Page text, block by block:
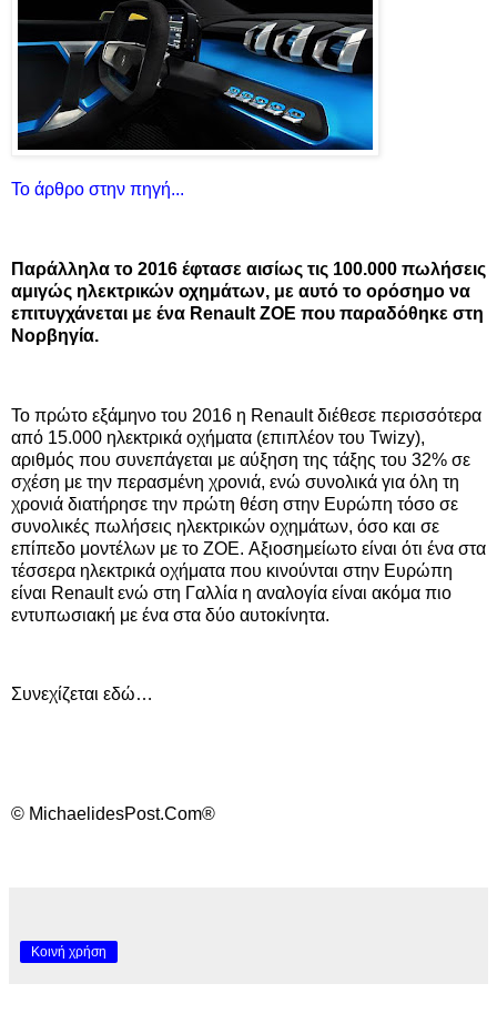
Το άρθρο στην πηγή...
Παράλληλα τo 2016 έφτασε αισίως τις 100.000 πωλήσεις
αμιγώς ηλεκτρικών οχημάτων, με αυτό το ορόσημο να
επιτυγχάνεται με ένα Renault ZOE που παραδόθηκε στη
Νορβηγία.
Το πρώτο εξάμηνο του 2016 η Renault διέθεσε περισσότερα
από 15.000 ηλεκτρικά οχήματα (επιπλέον του Twizy),
αριθμός που συνεπάγεται με αύξηση της τάξης του 32% σε
σχέση με την περασμένη χρονιά, ενώ συνολικά για όλη τη
χρονιά διατήρησε την πρώτη θέση στην Ευρώπη τόσο σε
συνολικές πωλήσεις ηλεκτρικών οχημάτων, όσο και σε
επίπεδο μοντέλων με το ZOE. Αξιοσημείωτο είναι ότι ένα στα
τέσσερα ηλεκτρικά οχήματα που κινούνται στην Ευρώπη
είναι Renault ενώ στη Γαλλία η αναλογία είναι ακόμα πιο
εντυπωσιακή με ένα στα δύο αυτοκίνητα.
Συνεχίζεται εδώ…
© MichaelidesPost.Com®
Κοινή χρήση